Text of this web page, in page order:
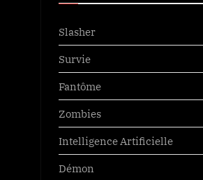
Slasher
Survie
Fantôme
Zombies
Intelligence Artificielle
Démon